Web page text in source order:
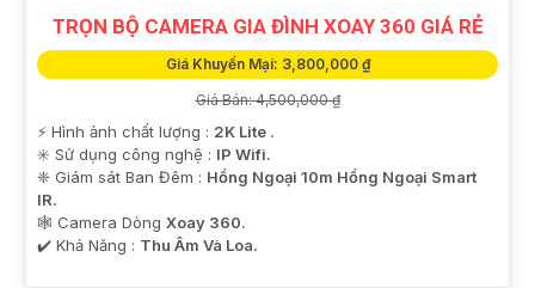
TRỌN BỘ CAMERA GIA ĐÌNH XOAY 360 GIÁ RẺ
Giá Khuyến Mại: 3,800,000 ₫
Giá Bán: 4,500,000 ₫
️⚡ Hình ảnh chất lượng : 2K Lite .
✳️ Sử dụng công nghệ : IP Wifi.
❈ Giám sát Ban Đêm : Hồng Ngoại 10m Hồng Ngoại Smart
IR.
🕸️ Camera Dòng Xoay 360.
️✔️ Khả Năng : Thu Âm Và Loa.